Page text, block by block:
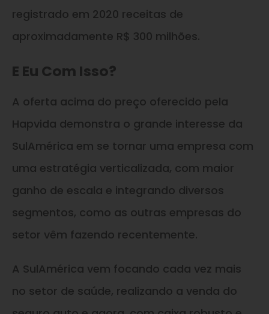
registrado em 2020 receitas de
aproximadamente R$ 300 milhões.
E Eu Com Isso?
A oferta acima do preço oferecido pela
Hapvida demonstra o grande interesse da
SulAmérica em se tornar uma empresa com
uma estratégia verticalizada, com maior
ganho de escala e integrando diversos
segmentos, como as outras empresas do
setor vêm fazendo recentemente.
A SulAmérica vem focando cada vez mais
no setor de saúde, realizando a venda do